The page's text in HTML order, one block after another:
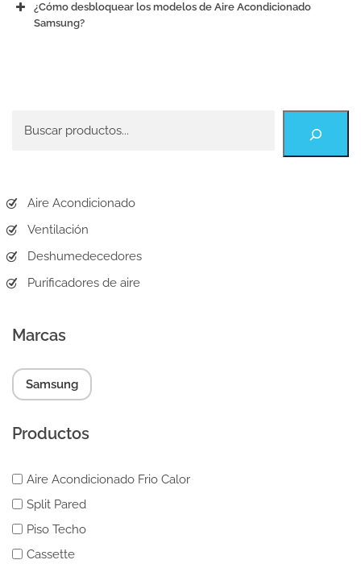
¿Cómo desbloquear los modelos de Aire Acondicionado
Samsung?
Aire Acondicionado
Ventilación
Deshumedecedores
Purificadores de aire
Marcas
Samsung
Productos
Aire Acondicionado Frio Calor
Split Pared
Piso Techo
Cassette